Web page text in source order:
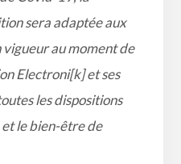
sera adaptée aux
au moment de
Electroni[k] et ses
les dispositions
le bien-être de